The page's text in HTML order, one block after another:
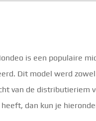
is een populaire
Dit model werd
van de distributieriem
dan kun je